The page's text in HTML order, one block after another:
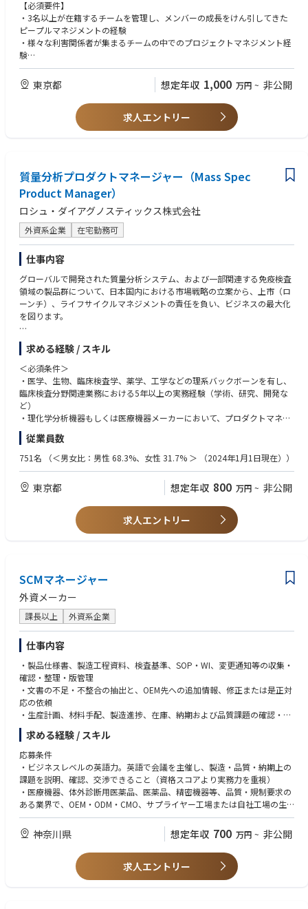
【必須要件】
・3名以上が在籍するチームを管理し、メンバーの成長をけん引してきた
ピープルマネジメントの経験
・様々な利害関係者が集まるチームの中でのプロジェクトマネジメント経
験
・ERP、CRM、DWHなど複数システムのデータを活用したレポーティング
または分析経験
・Power BI、Tableau等のBIツールを活用したレポートの企画、構築、ま
たは活用推進経験
・英語によるコミュニケーション能力（口頭・文書）
・多国籍企業のマトリックス組織における業務経験とそこでの意思決定支
援経験
・SQL、Python等を用いたデータ処理やデータモデリングの理解を有し、
データベース構築、データ統合、
マスタデータの整備・正規化などのデータ基盤整備に関わった経験
・Commercial Analytics、Sales Analytics、Business Intelligence領域での
業務経験
東京都 想定年収 1,000 万円 ~ 非公開
求人エントリー
質量分析プロダクトマネージャー（Mass Spec
Product Manager）
ロシュ・ダイアグノスティックス株式会社
外資系企業 在宅勤務可
仕事内容
グローバルで開発された質量分析システム、および一部関連する免疫検査
領域の製品群について、日本国内における市場戦略の立案から、上市（ロ
ーンチ）、ライフサイクルマネジメントの責任を負い、ビジネスの最大化
を図ります。
・製品戦略の立案と実行（Go-To-Market戦略）
・日本市場における質量分析装置および関連する免疫ソリューションの導
入・発売戦略、ターゲットセグメンテーション、価格戦略の策定
・製品ライフサイクル（導入から安定稼働、生産終了・終売まで）を通じ
たプロダクトケアと収益性の最適化
・クロスファンクショナルな連携と課題解決
・国内のアプリケーション・技術サポートの総責任者として、難度の高い
ンジニア、サイエンティストをリード
・担当製品群の日本の代表者として、日本の顧客の声（VOC）を集約し、
グローバルの開発・マーケティングチームへプロダクト改善の提案・交渉
・社内外への技術・価値の伝承（イネーブルメント）
・海外（グローバル）での製品・技術トレーニングを受講し、日本国内の
ニング計画の立案と実行
・マニュアル、顧客案内、学術・販促用技術文書の作成および監修（英語
の最適化など）を行い、コスト抑制と安定稼働に貢献
【期待する役割】
・グローバルとローカルの架け橋：グローバル組織と対等にコミュニケー
ションを図り、日本市場の要求仕様を通すと同時に、国内社員への適切な
教育と支援を行い、製品ライフサイクルマネジメント業務を牽引する。
・サポート・エスカレーション体制の早期確立：国内のアプリケーション
サポート最終責任者として、困難なトラブルシューティングの仕組み化を
行い、グローバルと連携した迅速な解決体制を構築する。
・ビジネスへの貢献：サイエンティストとしての知見をバックボーンに持
ちながらも、コスト抑制、クロスセル・アップセルの機会創出など、経営
視点を持って製品をマネジメントする。（質量分析だけでなく、免疫をは
じめとした他領域とのシナジーを見据えた戦略的アプローチを含む）
求める経験 / スキル
＜必須条件＞
・医学、生物、臨床検査学、薬学、工学などの理系バックボーンを有し、
臨床検査分野関連業務における5年以上の実務経験（学術、研究、開発な
ど）
・理化学分析機器もしくは医療機器メーカーにおいて、プロダクトマネジ
メント、学術マーケティング、製品開発、設計のいずれかで3年以上の実
務経験
・英語力（Fluent Level）：グローバルチームとの会議、海外トレーニング
0点以上目安）
・医療機器・体外診断用医薬品（IVD）のプロダクトマネジメント、学術
サポート、または開発・設計の経験
＜特に優遇する条件＞
・質量分析装置のプロダクトマネジメント、学術サポート、または開発・
設計の経験
・医療機器・体外診断用医薬品（IVD）の日本国内への上市（ローンチ）
サポート・マーケティング経験
■求める人物像
・オーナーシップと自律性：前例のない課題に対しても、自発的に情報を
集め、仮説を立てて自走できる方
・ステークホルダーマネジメント：営業、サービスエンジニア、アプリケ
ーション、そして海外グローバルチームと円滑な関係を築き、巻き込める
高いコミュニケーション能力
・医療貢献へのマインドセット：自身の扱う質量分析テクノロジーを通じ
て、日本の医療および臨床検査全体の発展に貢献したいという強い熱意
・論理的思考力と交渉力：複雑な技術的・ビジネス的課題を論理的に整理
し、グローバルや顧客に対して明確に説明・交渉できる能力
■知識
・検体検査および臨床検査室の運用に関する基礎知識
・免疫検査に関する学術的知識
・医療機器規制（MD/IVD）に関する基礎的な理解（あれば尚可）
従業員数
751名 （＜男女比：男性 68.3%、女性 31.7% ＞ （2024年1月1日現在））
東京都 想定年収 800 万円 ~ 非公開
求人エントリー
SCMマネージャー
外資メーカー
課長以上 外資系企業
仕事内容
・製品仕様書、製造工程資料、検査基準、SOP・WI、変更通知等の収集・
確認・整理・版管理
・文書の不足・不整合の抽出と、OEM先への追加情報、修正または是正対
応の依頼
・生産計画、材料手配、製造進捗、在庫、納期および品質課題の確認・フ
ォロー
・変更、不適合、逸脱、CAPA等の進捗管理と、社内の品質・薬事部門へ
の共有
・英語によるOEM先との定例会議、課題整理、改善要求およびエスカレー
ション
・将来的には、OEM先工場の品質、生産、供給、設備・要員状況を総合的
に把握し、工場運営全体の改善を主導
求める経験 / スキル
応募条件
・ビジネスレベルの英語力。英語で会議を主催し、製造・品質・納期上の
課題を説明、確認、交渉できること（資格スコアより実務力を重視）
・医療機器、体外診断用医薬品、医薬品、精密機器等、品質・規制要求の
ある業界で、OEM・ODM・CMO、サプライヤー工場または自社工場の生
産管理・品質管理・製造委託管理のいずれかを主体的に担当した経験
・生産計画、材料・部品、製造進捗、在庫、納期等の生産管理実務を理解
し、関係者と調整できること
・ISO 13485に基づくQMSの基本的な理解（特に文書管理、変更管理、不
適合、逸脱、CAPA等）
・品質・技術文書を確認し、不足情報や課題を抽出して、作成元へ修正・
神奈川県 想定年収 700 万円 ~ 非公開
求人エントリー